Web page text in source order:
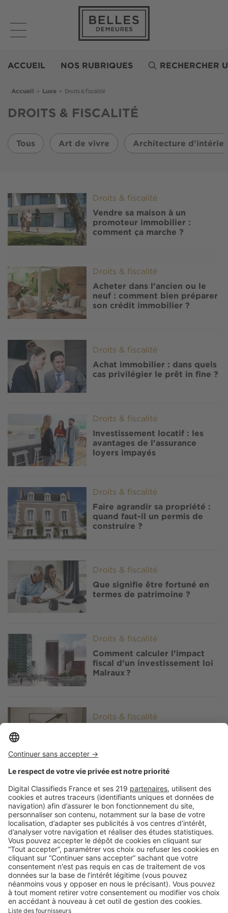
contenu
principal
Demeures
ACCUEIL NOS RUBRIQUES RECHERCHER
Fil d'Ariane
Accueil > Luxe > Droits & fiscalité
DROITS & FISCALITÉ
Tous Art de vivre Architecture
Image Droits & fiscalité
Vendre sa maison à un
promoteur immobilier :
comment ça marche ?
Image Droits & fiscalité
Acheter dans l'ancien ou le
neuf : comment bien préparer
son crédit immobilier ?
Image
Droits & fiscalité
Achat immobilier : dans quels
cas privilégier le prêt in fine ?
Droits & fiscalité
Investissement locatif : les
avantages de l'assurance
loyers impayés
Image Droits & fiscalité
Faire agrandir sa propriété :
quand faut-il un permis de
construire ?
Droits & fiscalité
Que signifie être fortuné en
termes de patrimoine ?
Image Droits & fiscalité
Comment calculer l’impact
fiscal d’un investissement loi
Malraux ?
Droits & fiscalité
Image
Droits & fiscalité
Tout savoir sur la donation
immobilière
Image
Droits & fiscalité
Investir dans l'hôtellerie : un
bon plan ?